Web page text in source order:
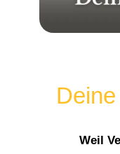
Weil